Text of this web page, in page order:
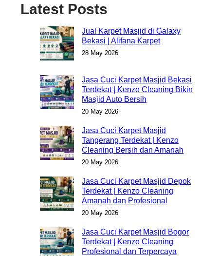
Latest Posts
Jual Karpet Masjid di Galaxy
Bekasi | Alifana Karpet
28 May 2026
Jasa Cuci Karpet Masjid Bekasi
Terdekat | Kenzo Cleaning Bikin
Masjid Auto Bersih
20 May 2026
Jasa Cuci Karpet Masjid
Tangerang Terdekat | Kenzo
Cleaning Bersih dan Amanah
20 May 2026
Jasa Cuci Karpet Masjid Depok
Terdekat | Kenzo Cleaning
Amanah dan Profesional
20 May 2026
Jasa Cuci Karpet Masjid Bogor
Terdekat | Kenzo Cleaning
Profesional dan Terpercaya